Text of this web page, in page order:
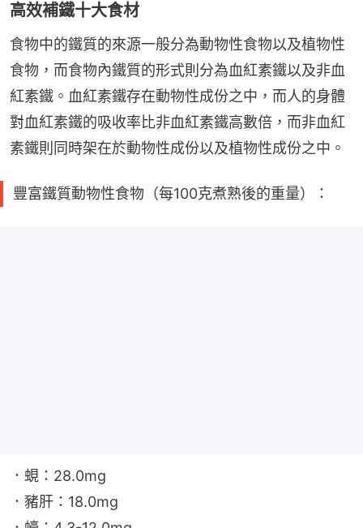
高效補鐵十大食材
食物中的鐵質的來源一般分為動物性食物以及植物性
食物，而食物內鐵質的形式則分為血紅素鐵以及非血
紅素鐵。血紅素鐵存在動物性成份之中，而人的身體
對血紅素鐵的吸收率比非血紅素鐵高數倍，而非血紅
素鐵則同時架在於動物性成份以及植物性成份之中。
豐富鐵質動物性食物（每100克煮熟後的重量）：
．蜆：28.0mg
．豬肝：18.0mg